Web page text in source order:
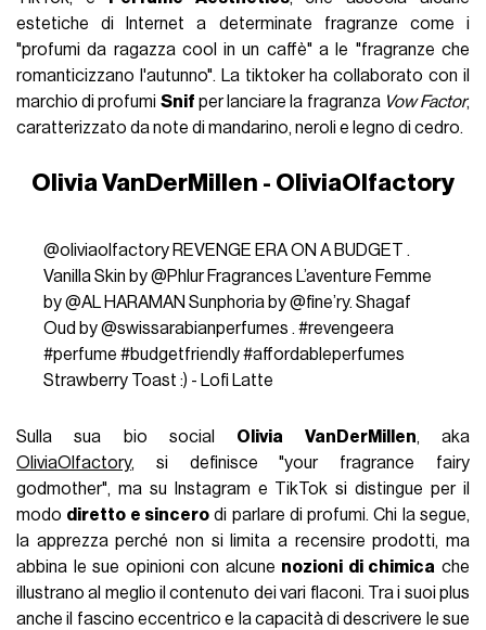
estetiche di Internet a determinate fragranze come i
"profumi da ragazza cool in un caffè" a le "fragranze che
romanticizzano l'autunno". La tiktoker ha collaborato con il
marchio di profumi Snif per lanciare la fragranza Vow Factor,
caratterizzato da note di mandarino, neroli e legno di cedro.
Olivia VanDerMillen - OliviaOlfactory
@oliviaolfactoryREVENGE ERA ON A BUDGET .
Vanilla Skin by @Phlur Fragrances L’aventure Femme
by @AL HARAMAN Sunphoria by @fine’ry. Shagaf
Oud by @swissarabianperfumes . #revengeera
#perfume #budgetfriendly#affordableperfumes
Strawberry Toast :) - Lofi Latte
Sulla sua bio social Olivia VanDerMillen, aka
OliviaOlfactory, si definisce "your fragrance fairy
godmother", ma su Instagram e TikTok si distingue per il
modo diretto e sincerodi parlare di profumi. Chi la segue,
la apprezza perché non si limita a recensire prodotti, ma
abbina le sue opinioni con alcune nozioni di chimica che
illustrano al meglio il contenuto dei vari flaconi. Tra i suoi plus
anche il fascino eccentrico e la capacità di descrivere le sue